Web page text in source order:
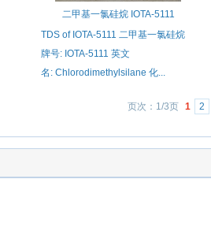
二甲基一氯硅烷 IOTA-5111
TDS of IOTA-5111 二甲基一氯硅烷
牌号: IOTA-5111 英文
名: Chlorodimethylsilane 化...
页次：1/3页 1 2